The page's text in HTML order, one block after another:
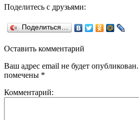
Поделитесь с друзьями:
Поделиться…
Оставить комментарий
Ваш адрес email не будет опубликован.
помечены *
Комментарий: